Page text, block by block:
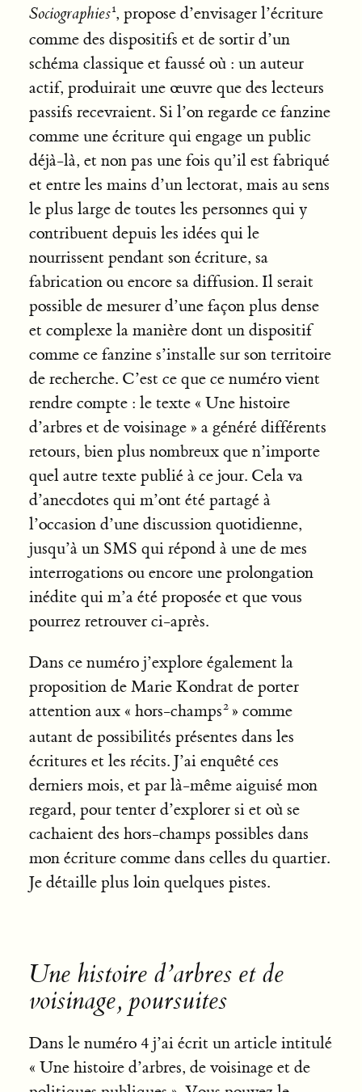
Sociographies , propose d’envisager l’écriture
comme des dispositifs et de sortir d’un
schéma classique et faussé où : un auteur
actif, produirait une œuvre que des lecteurs
passifs recevraient. Si l’on regarde ce fanzine
comme une écriture qui engage un public
déjà-là, et non pas une fois qu’il est fabriqué
et entre les mains d’un lectorat, mais au sens
le plus large de toutes les personnes qui y
contribuent depuis les idées qui le
nourrissent pendant son écriture, sa
fabrication ou encore sa diffusion. Il serait
possible de mesurer d’une façon plus dense
et complexe la manière dont un dispositif
comme ce fanzine s’installe sur son territoire
de recherche. C’est ce que ce numéro vient
rendre compte : le texte « Une histoire
d’arbres et de voisinage » a généré différents
retours, bien plus nombreux que n’importe
quel autre texte publié à ce jour. Cela va
d’anecdotes qui m’ont été partagé à
l’occasion d’une discussion quotidienne,
jusqu’à un SMS qui répond à une de mes
interrogations ou encore une prolongation
inédite qui m’a été proposée et que vous
pourrez retrouver ci-après.
Dans ce numéro j’explore également la
proposition de Marie Kondrat de porter
attention aux « hors-champs » comme
autant de possibilités présentes dans les
écritures et les récits. J’ai enquêté ces
derniers mois, et par là-même aiguisé mon
regard, pour tenter d’explorer si et où se
cachaient des hors-champs possibles dans
mon écriture comme dans celles du quartier.
Je détaille plus loin quelques pistes.
Une histoire d’arbres et de
voisinage, poursuites
Dans le numéro 4 j’ai écrit un article intitulé
« Une histoire d’arbres, de voisinage et de